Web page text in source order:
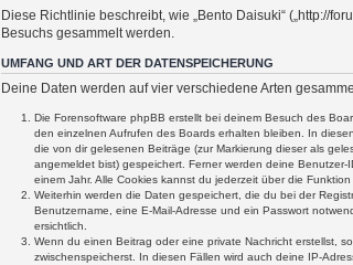
Diese Richtlinie beschreibt, wie „Bento Daisuki“ („http://
Besuchs gesammelt werden.
UMFANG UND ART DER DATENSPEICHERUNG
Deine Daten werden auf vier verschiedene Arten
Die Forensoftware phpBB erstellt bei deinem Besuch des
den einzelnen Aufrufen des Boards erhalten bleiben. In
die von dir gelesenen Beiträge (zur Markierung dieser als
angemeldet bist) gespeichert. Ferner werden deine
einem Jahr. Alle Cookies kannst du jederzeit über die Funktion
Weiterhin werden die Daten gespeichert, die du bei der
Benutzername, eine E-Mail-Adresse und ein Passwort
ersichtlich.
Wenn du einen Beitrag oder eine private Nachricht erstellst,
zwischenspeicherst. In diesen Fällen wird auch deine IP-